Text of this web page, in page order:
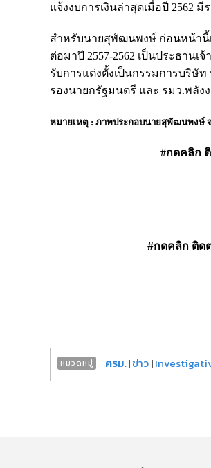
แจ้งงบการเงินล่าสุดเมื่อปี 2562
สำหรับนายสุพัฒนพงษ์ ก่อนหน้านี้
ต่อมาปี 2557-2562 เป็นประธาน
รับการแต่งตั้งเป็นกรรมการบริษั
รองนายกรัฐมนตรี และ รมว.พลัง
หมายเหตุ : ภาพประกอบนายสุพัฒนพงษ์
#กดคลิก
#กดคลิก ติด
หมวดหมู่ ครม.|ข่าว|